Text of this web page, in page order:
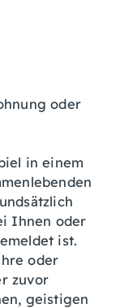
oder
in einem
Ihnen oder
ist.
oder
zuvor
geistigen